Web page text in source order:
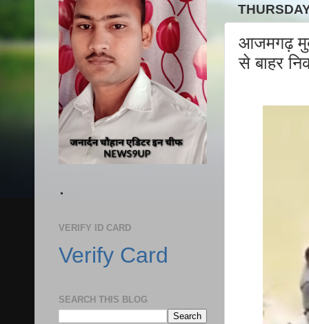
आजमगढ़
से बाहर
.
VERIFY ID CARD
Verify Card
SEARCH THIS BLOG